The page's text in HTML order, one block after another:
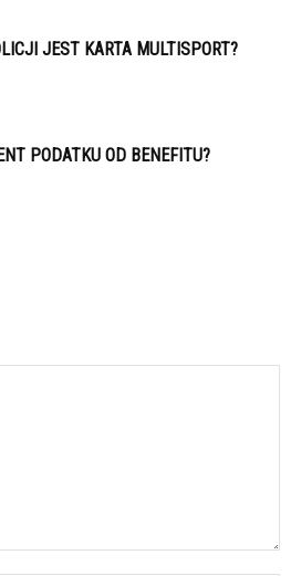
JEST KARTA MULTISPORT?
PODATKU OD BENEFITU?